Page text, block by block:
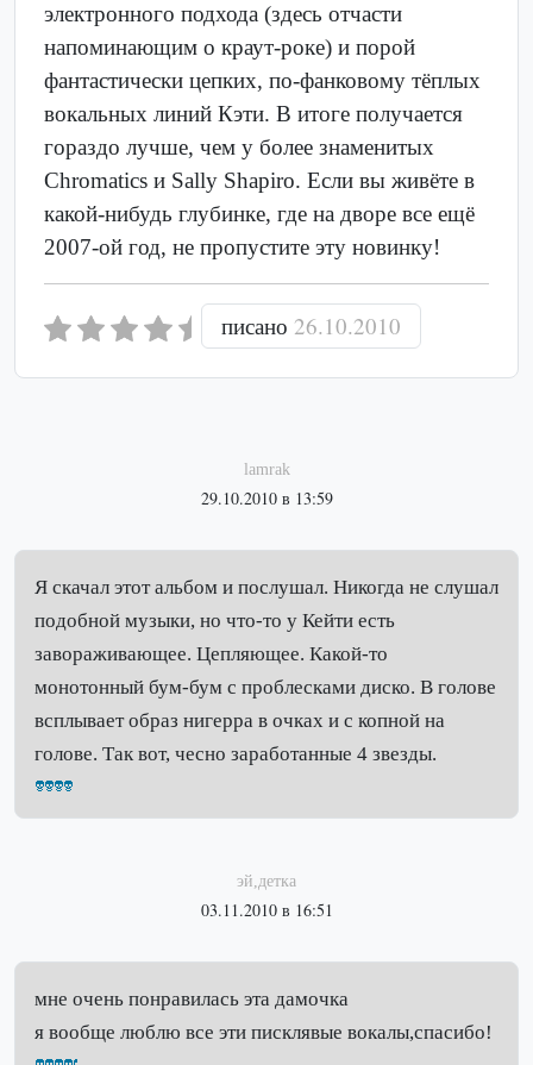
электронного подхода (здесь отчасти
напоминающим о краут-роке) и порой
фантастически цепких, по-фанковому тёплых
вокальных линий Кэти. В итоге получается
гораздо лучше, чем у более знаменитых
Chromatics и Sally Shapiro. Если вы живёте в
какой-нибудь глубинке, где на дворе все ещё
2007-ой год, не пропустите эту новинку!
писано 26.10.2010
lamrak
29.10.2010 в 13:59
Я скачал этот альбом и послушал. Никогда не слушал
подобной музыки, но что-то у Кейти есть
завораживающее. Цепляющее. Какой-то
монотонный бум-бум с проблесками диско. В голове
всплывает образ нигерра в очках и с копной на
голове. Так вот, чесно заработанные 4 звезды.
эй,детка
03.11.2010 в 16:51
мне очень понравилась эта дамочка
я вообще люблю все эти писклявые вокалы,спасибо!